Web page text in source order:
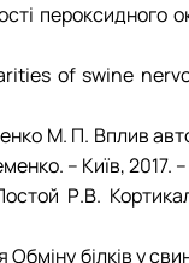
of swine
М. П. Вплив
– Київ, 2017. –
Р.В.
білків у